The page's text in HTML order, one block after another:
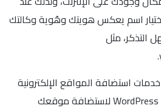
اسم يعكس هويتك وهُوية وكالتك
التذكر، مثل
استضافة المواقع الإلكترونية
الموثوقة التي تدعم نظام WordPress لاستضافة موقعك